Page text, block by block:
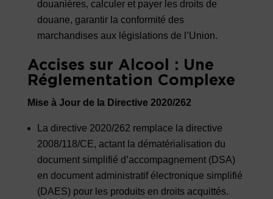
douanières, calculer et payer les droits de
douane, garantir la conformité des
marchandises aux législations de l’Union.
Accises sur Alcool : Une
Réglementation Complexe
Mise à Jour de la Directive 2020/262
La directive 2020/262 remplace la directive
2008/118/CE, actant la dématérialisation du
document simplifié d’accompagnement (DSA)
en document administratif électronique simplifié
(DAES) pour les produits en droits acquittés.